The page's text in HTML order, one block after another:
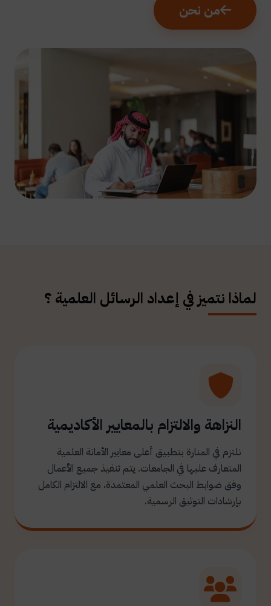
من نحن
لماذا نتميز في إعداد الرسائل العلمية ؟
النزاهة والالتزام بالمعايير الأكاديمية
نلتزم في المنارة بتطبيق أعلى معايير الأمانة العلمية
المتعارف عليها في الجامعات. يتم تنفيذ جميع الأعمال
وفق ضوابط البحث العلمي المعتمدة، مع الالتزام الكامل
بإرشادات التوثيق الرسمية.